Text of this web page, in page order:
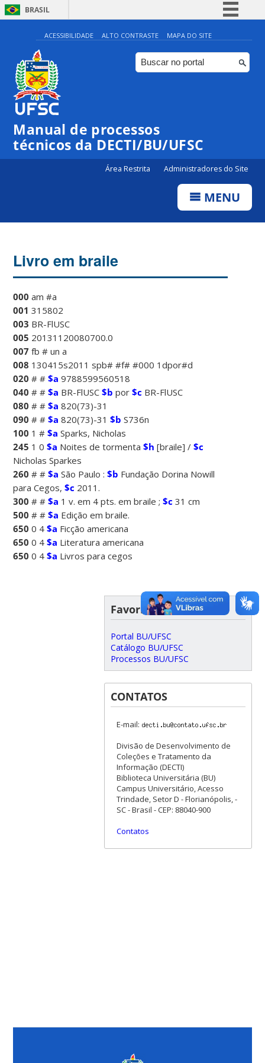
BRASIL
Simplifique!
Comunica BR
Participe
ACESSIBILIDADE ALTO CONTRASTE MAPA DO SITE
Manual de processos
técnicos da DECTI/BU/UFSC
Área Restrita Administradores do Site
MENU
Livro em braile
000 am #a
001 315802
003 BR-FlUSC
005 20131120080700.0
007 fb # un a
008 130415s2011 spb# #f# #000 1dpor#d
020 # #$a 9788599560518
040 # #$a BR-FlUSC$b por$c BR-FlUSC
080 # #$a 820(73)-31
090 # #$a 820(73)-31$b S736n
100 1 #$a Sparks, Nicholas
245 1 0$a Noites de tormenta$h [braile] /$c
Nicholas Sparkes
260 # #$a São Paulo :$b Fundação Dorina Nowill
para Cegos,$c 2011.
300 # #$a 1 v. em 4 pts. em braile ;$c 31 cm
500 # #$a Edição em braile.
650 0 4$a Ficção americana
650 0 4$a Literatura americana
650 0 4$a Livros para cegos
Favoritos
Portal BU/UFSC
Catálogo BU/UFSC
Processos BU/UFSC
CONTATOS
E-mail:
Divisão de Desenvolvimento de
Coleções e Tratamento da
Informação (DECTI)
Biblioteca Universitária (BU)
Campus Universitário, Acesso
Trindade, Setor D - Florianópolis, -
SC - Brasil - CEP: 88040-900
Contatos